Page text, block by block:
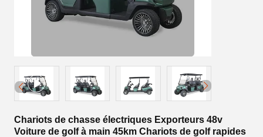
Chariots de chasse électriques Exporteurs 48v
Voiture de golf à main 45km Chariots de golf rapides